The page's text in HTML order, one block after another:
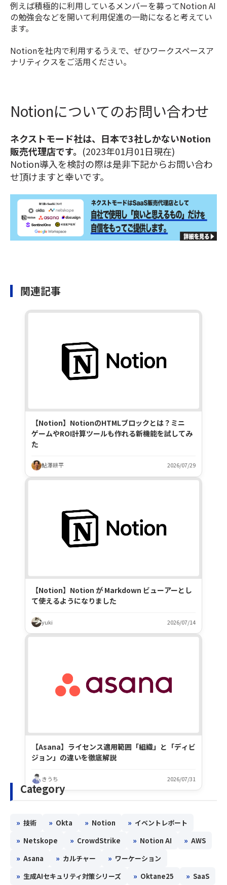
例えば積極的に利用しているメンバーを募ってNotion AI
の勉強会などを開いて利用促進の一助になると考えてい
ます。
Notionを社内で利用するうえで、ぜひワークスペースア
ナリティクスをご活用ください。
Notionについてのお問い合わせ
ネクストモード社は、日本で3社しかないNotion
販売代理店です。 (2023年01月01日現在)
Notion導入を検討の際は是非下記からお問い合わ
せ頂けますと幸いです。
関連記事
【Notion】NotionのHTMLブロックとは？ミニ
ゲームやROI計算ツールも作れる新機能を試してみ
た
鮎澤耕平 2026/07/29
【Notion】Notion が Markdown ビューアーとし
て使えるようになりました
yuki 2026/07/14
【Asana】ライセンス適用範囲「組織」と「ディビ
ジョン」の違いを徹底解説
きうち 2026/07/31
Category
» 技術 » Okta » Notion » イベントレポート
» Netskope » CrowdStrike » Notion AI » AWS
» Asana » カルチャー » ワーケーション
» 生成AIセキュリティ対策シリーズ » Oktane25 » SaaS